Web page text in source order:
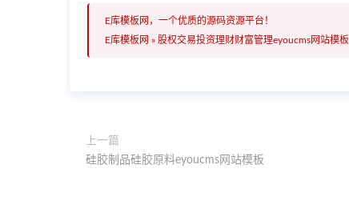
E库模板网，一个优质的源码资源平台！
E库模板网 » 股权交易投资理财财富管理eyoucms网站模板
上一篇
硅胶制品硅胶原料eyoucms网站模板